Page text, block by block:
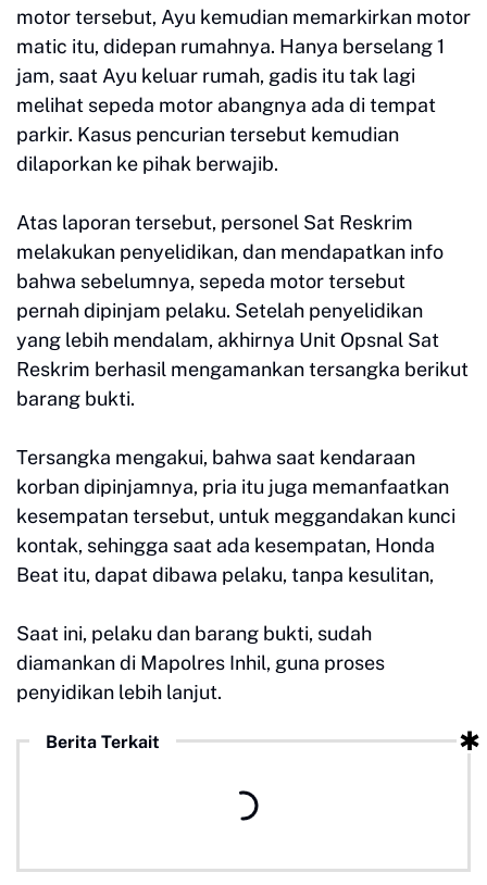
motor tersebut, Ayu kemudian memarkirkan motor
matic itu, didepan rumahnya. Hanya berselang 1
jam, saat Ayu keluar rumah, gadis itu tak lagi
melihat sepeda motor abangnya ada di tempat
parkir. Kasus pencurian tersebut kemudian
dilaporkan ke pihak berwajib.
Atas laporan tersebut, personel Sat Reskrim
melakukan penyelidikan, dan mendapatkan info
bahwa sebelumnya, sepeda motor tersebut
pernah dipinjam pelaku. Setelah penyelidikan
yang lebih mendalam, akhirnya Unit Opsnal Sat
Reskrim berhasil mengamankan tersangka berikut
barang bukti.
Tersangka mengakui, bahwa saat kendaraan
korban dipinjamnya, pria itu juga memanfaatkan
kesempatan tersebut, untuk meggandakan kunci
kontak, sehingga saat ada kesempatan, Honda
Beat itu, dapat dibawa pelaku, tanpa kesulitan,
Saat ini, pelaku dan barang bukti, sudah
diamankan di Mapolres Inhil, guna proses
penyidikan lebih lanjut.
Berita Terkait